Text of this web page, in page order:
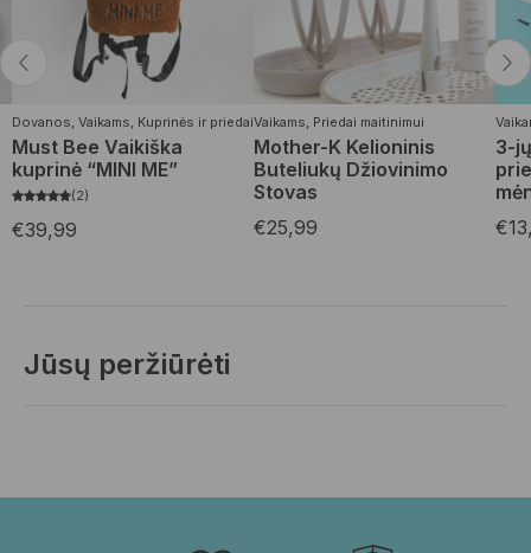
Dovanos Vaikams Kuprinės ir priedai
Must Bee Vaikiška
kuprinė “MINI ME”
2
€39,99
Vaikams Priedai maitinimui
Mother-K Kelioninis
Buteliukų Džiovinimo
Stovas
€25,99
3-
€
Jūsų peržiūrėti